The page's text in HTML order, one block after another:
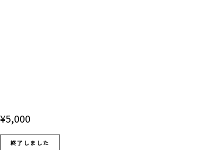
¥5,000
終了しました